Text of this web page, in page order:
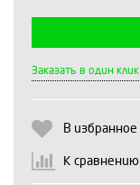
Заказать в один клик
В избранное
К сравнению